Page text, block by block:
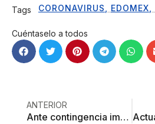
Tags CORONAVIRUS EDOMEX
Cuéntaselo a todos
ANTERIOR
Ante contingencia impulsa GEM ventas “online”